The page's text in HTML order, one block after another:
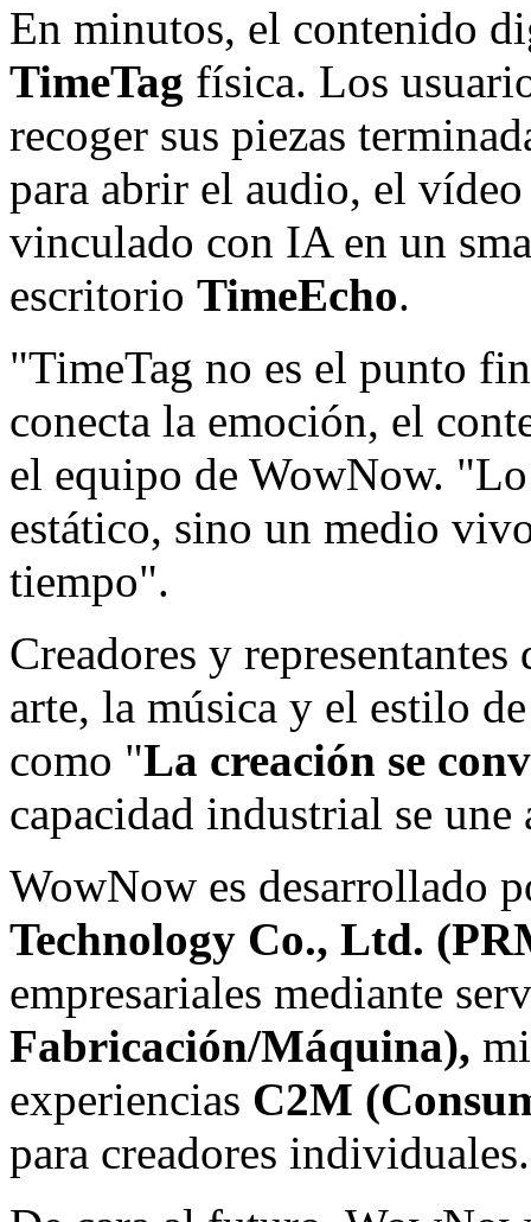
En minutos, el contenido
TimeTag física. Los
recoger sus piezas
para abrir el audio, el
vinculado con IA en un
escritorio TimeEcho.
"TimeTag no es el punto
conecta la emoción, el
el equipo de WowNow.
estático, sino un medio
tiempo".
Creadores y
arte, la música y el estilo
como "La creación se
capacidad industrial se
WowNow es desarrollado
Technology Co., Ltd.
empresariales mediante
Fabricación/Máquina),
experiencias C2M
para creadores individuales.